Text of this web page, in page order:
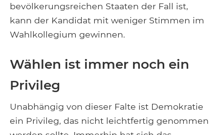
bevölkerungsreichen Staaten der Fall ist,
kann der Kandidat mit weniger Stimmen im
Wahlkollegium gewinnen.
Wählen ist immer noch ein
Privileg
Unabhängig von dieser Falte ist Demokratie
ein Privileg, das nicht leichtfertig genommen